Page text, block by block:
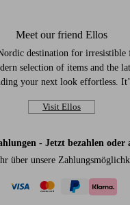
Meet our friend Ellos
destination for irresistible
selection of items and the
your next look effortless.
Visit Ellos
- Jetzt bezahlen oder
über unsere